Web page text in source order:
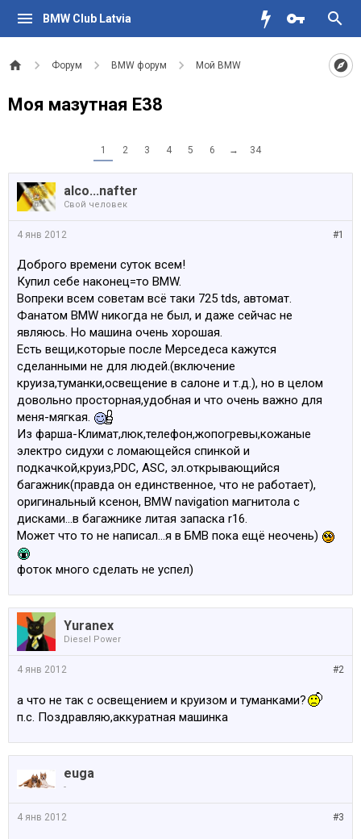
BMW Club Latvia
Форум BMW форум Мой BMW
Моя мазутная E38
1 2 3 4 5 6 → 34
alco...nafter
Свой человек
#1
4 янв 2012
Доброго времени суток всем!
Купил себе наконец=то BMW.
Вопреки всем советам всё таки 725 tds, автомат.
Фанатом BMW никогда не был, и даже сейчас не
являюсь. Но машина очень хорошая.
Есть вещи,которые после Мерседеса кажутся
сделанными не для людей.(включение
круиза,туманки,освещение в салоне и т.д.), но в целом
довольно просторная,удобная и что очень важно для
меня-мягкая.
Из фарша-Климат,люк,телефон,жопогревы,кожаные
электро сидухи с ломающейся спинкой и
подкачкой,круиз,PDC, ASC, эл.открывающийся
багажник(правда он единственное, что не работает),
оригинальный ксенон, BMW navigation магнитола с
дисками...в багажнике литая запаска r16.
Может что то не написал...я в БМВ пока ещё неочень)
фоток много сделать не успел)
Yuranex
Diesel Power
#2
4 янв 2012
а что не так с освещением и круизом и туманками?
п.с. Поздравляю,аккуратная машинка
euga
-
#3
4 янв 2012